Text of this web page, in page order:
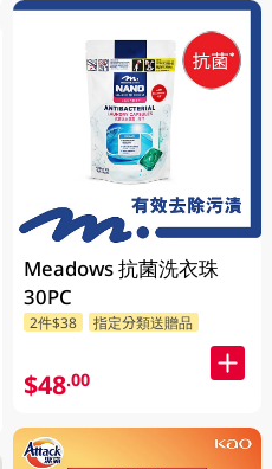
Meadows 抗菌洗衣珠
30PC
2件$38 指定分類送贈品
$48.00